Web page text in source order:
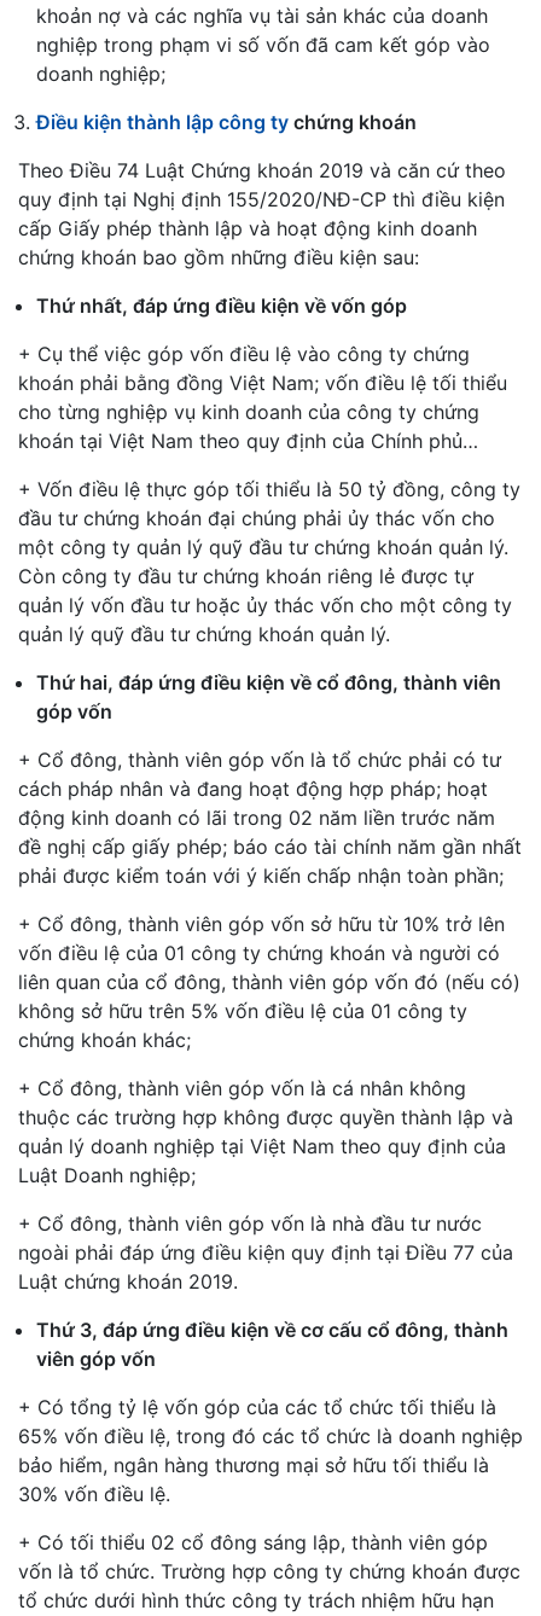
khoản nợ và các nghĩa vụ tài sản khác của doanh
nghiệp trong phạm vi số vốn đã cam kết góp vào
doanh nghiệp;
Điều kiện thành lập công ty chứng khoán
Theo Điều 74 Luật Chứng khoán 2019 và căn cứ theo
quy định tại Nghị định 155/2020/NĐ-CP thì điều kiện
cấp Giấy phép thành lập và hoạt động kinh doanh
chứng khoán bao gồm những điều kiện sau:
Thứ nhất, đáp ứng điều kiện về vốn góp
+ Cụ thể việc góp vốn điều lệ vào công ty chứng
khoán phải bằng đồng Việt Nam; vốn điều lệ tối thiểu
cho từng nghiệp vụ kinh doanh của công ty chứng
khoán tại Việt Nam theo quy định của Chính phủ…
+ Vốn điều lệ thực góp tối thiểu là 50 tỷ đồng, công ty
đầu tư chứng khoán đại chúng phải ủy thác vốn cho
một công ty quản lý quỹ đầu tư chứng khoán quản lý.
Còn công ty đầu tư chứng khoán riêng lẻ được tự
quản lý vốn đầu tư hoặc ủy thác vốn cho một công ty
quản lý quỹ đầu tư chứng khoán quản lý.
Thứ hai, đáp ứng điều kiện về cổ đông, thành viên
góp vốn
+ Cổ đông, thành viên góp vốn là tổ chức phải có tư
cách pháp nhân và đang hoạt động hợp pháp; hoạt
động kinh doanh có lãi trong 02 năm liền trước năm
đề nghị cấp giấy phép; báo cáo tài chính năm gần nhất
phải được kiểm toán với ý kiến chấp nhận toàn phần;
+ Cổ đông, thành viên góp vốn sở hữu từ 10% trở lên
vốn điều lệ của 01 công ty chứng khoán và người có
liên quan của cổ đông, thành viên góp vốn đó (nếu có)
không sở hữu trên 5% vốn điều lệ của 01 công ty
chứng khoán khác;
+ Cổ đông, thành viên góp vốn là cá nhân không
thuộc các trường hợp không được quyền thành lập và
quản lý doanh nghiệp tại Việt Nam theo quy định của
Luật Doanh nghiệp;
+ Cổ đông, thành viên góp vốn là nhà đầu tư nước
ngoài phải đáp ứng điều kiện quy định tại Điều 77 của
Luật chứng khoán 2019.
Thứ 3, đáp ứng điều kiện về cơ cấu cổ đông, thành
viên góp vốn
+ Có tổng tỷ lệ vốn góp của các tổ chức tối thiểu là
65% vốn điều lệ, trong đó các tổ chức là doanh nghiệp
bảo hiểm, ngân hàng thương mại sở hữu tối thiểu là
30% vốn điều lệ.
+ Có tối thiểu 02 cổ đông sáng lập, thành viên góp
vốn là tổ chức. Trường hợp công ty chứng khoán được
tổ chức dưới hình thức công ty trách nhiệm hữu hạn